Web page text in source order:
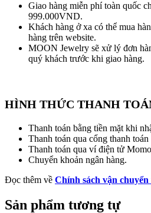
Giao hàng miễn phí toàn quốc
999.000VND.
Khách hàng ở xa có thể mua
hàng trên website.
MOON Jewelry sẽ xử lý đơn
quý khách trước khi giao hàng.
HÌNH THỨC THANH
Thanh toán bằng tiền mặt khi
Thanh toán qua cổng thanh
Thanh toán qua ví điện tử
Chuyển khoản ngân hàng.
Đọc thêm về Chính sách vận
Sản phẩm tương tự